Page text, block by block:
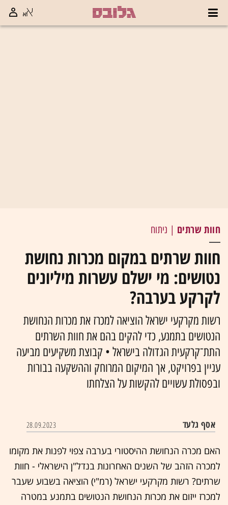
חוות שרתים | ניתוח
חוות שרתים במקום מכרות נחושת
נטושים: מי ישלם עשרות מיליונים
לקרקע בערבה?
רשות מקרקעי ישראל הוציאה למכרז את מכרות הנחושת
הנטושים בתמנע, כדי להקים בהם את חוות השרתים
התת־קרקעית הגדולה בישראל • קבוצת משקיעים מביעה
עניין בפרויקט, אך המיקום המרוחק וההשקעה בבורות
ובפסולת עשויים להקשות על הצלחתו
אסף גלעד 28.09.2023
האם מכרה הנחושת ההיסטורי בערבה צפוי לפנות את מקומו
למכרה הזהב של השנים האחרונות בנדל"ן הישראלי - חוות
שרתים? רשות מקרקעי ישראל (רמ"י) הוציאה בשבוע שעבר
למכרז ייזום את מכרות הנחושת הנטושים בתמנע במטרה